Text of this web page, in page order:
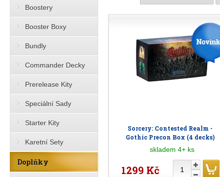
Boostery
Booster Boxy
Bundly
Commander Decky
Prerelease Kity
Speciální Sady
Starter Kity
Karetní Sety
Doplňky
Sorcery: Contested Realm -
Gothic Precon Box (4 decks)
skladem 4+ ks
1299 Kč